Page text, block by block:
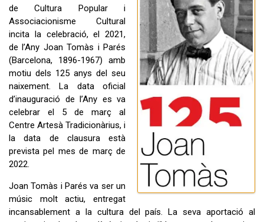
de Cultura Popular i
Associacionisme Cultural
incita la celebració, el 2021,
de l’Any Joan Tomàs i Parés
(Barcelona, 1896-1967) amb
motiu dels 125 anys del seu
naixement. La data oficial
d’inauguració de l’Any es va
celebrar el 5 de març al
Centre Artesà Tradicionàrius, i
la data de clausura està
prevista pel mes de març de
2022.
Joan Tomàs i Parés va ser un
músic molt actiu, entregat
incansablement a la cultura del país. La seva aportació al